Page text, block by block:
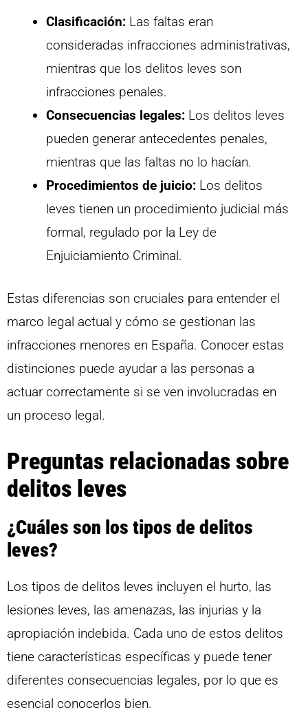
Clasificación: Las faltas eran
consideradas infracciones administrativas,
mientras que los delitos leves son
infracciones penales.
Consecuencias legales: Los delitos leves
pueden generar antecedentes penales,
mientras que las faltas no lo hacían.
Procedimientos de juicio: Los delitos
leves tienen un procedimiento judicial más
formal, regulado por la Ley de
Enjuiciamiento Criminal.
Estas diferencias son cruciales para entender el
marco legal actual y cómo se gestionan las
infracciones menores en España. Conocer estas
distinciones puede ayudar a las personas a
actuar correctamente si se ven involucradas en
un proceso legal.
Preguntas relacionadas sobre
delitos leves
¿Cuáles son los tipos de delitos
leves?
Los tipos de delitos leves incluyen el hurto, las
lesiones leves, las amenazas, las injurias y la
apropiación indebida. Cada uno de estos delitos
tiene características específicas y puede tener
diferentes consecuencias legales, por lo que es
esencial conocerlos bien.